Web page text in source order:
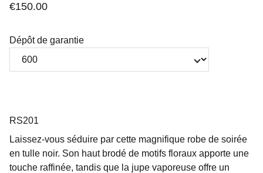
€150.00
Dépôt de garantie
RS201
Laissez-vous séduire par cette magnifique robe de soirée
en tulle noir. Son haut brodé de motifs floraux apporte une
touche raffinée, tandis que la jupe vaporeuse offre un